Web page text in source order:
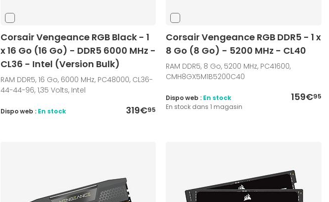
Corsair Vengeance RGB Black - 1
x 16 Go (16 Go) - DDR5 6000 MHz -
CL36 - Intel (Version Bulk)
RAM DDR5, 16 Go, 6000 MHz, PC48000, CL36-
44-44-96, 1,35 Volts, Intel
319€95
Dispo web : En stock
Corsair Vengeance RGB DDR5 - 1 x
8 Go (8 Go) - 5200 MHz - CL40
RAM DDR5, 8 Go, 5200 MHz, PC41600,
CMH8GX5M1B5200C40
159€95
Dispo web : En stock
En stock dans 1 magasin